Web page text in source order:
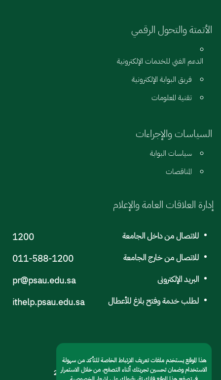
الأتمتة والتحول الرقمي
الدعم الفني للخدمات الإلكترونية
فريق البوابة الإلكترونية
تقنية المعلومات
السياسات والإجراءات
سياسات البوابة
المناقصات
إدارة العلاقات العامة والإعلام
للاتصال من داخل الجامعة 1200
للاتصال من خارج الجامعة 011-588-1200
البريد الإلكترونى pr@psau.edu.sa
لطلب خدمة وفتح بلاغ للأعطال ithelp.psau.edu.sa
© جامعة الأمير سطام بن عبد العزيز 2022
هذا الموقع يستخدم ملفات تعريف الارتباط الخاصة للتأكد من سهولة
الاستخدام وضمان تحسين تجربتك أثناء التصفح، من خلال الاستمرار